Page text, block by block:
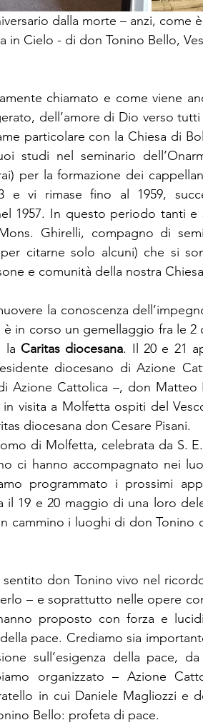
dalla morte – anzi, come
in Cielo - di don Tonino Bello,
chiamato e come viene
dell’amore di Dio verso
particolare con la Chiesa di
studi nel seminario
per la formazione dei
e vi rimase fino al 1959,
1957. In questo periodo tanti e
Ghirelli, compagno di
citarne solo alcuni) che si
e comunità della nostra
la conoscenza
in corso un gemellaggio fra le 2
la Caritas diocesana. Il 20 e 21
diocesano di Azione
Azione Cattolica –, don Matteo
visita a Molfetta ospiti del
diocesana don Cesare Pisani.
di Molfetta, celebrata da S.
ci hanno accompagnato nei
programmato i prossimi
il 19 e 20 maggio di una loro
cammino i luoghi di don Tonino
don Tonino vivo nel
– e soprattutto nelle opere
proposto con forza e
pace. Crediamo sia
sull’esigenza della pace,
organizzato – Azione
in cui Daniele Magliozzi e
Bello: profeta di pace.